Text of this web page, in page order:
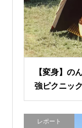
【変身】の
強ピクニッ
レポート